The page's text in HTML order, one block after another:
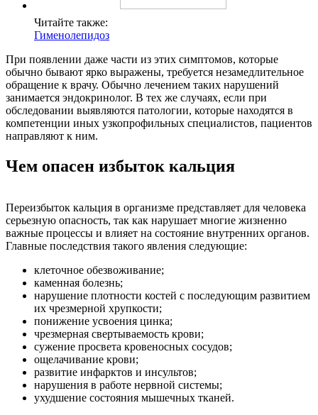
Читайте также:
Гименолепидоз
При появлении даже части из этих симптомов, которые
обычно бывают ярко выражены, требуется незамедлительное
обращение к врачу. Обычно лечением таких нарушений
занимается эндокринолог. В тех же случаях, если при
обследовании выявляются патологии, которые находятся в
компетенции иных узкопрофильных специалистов, пациентов
направляют к ним.
Чем опасен избыток кальция
Переизбыток кальция в организме представляет для человека
серьезную опасность, так как нарушает многие жизненно
важные процессы и влияет на состояние внутренних органов.
Главные последствия такого явления следующие:
клеточное обезвоживание;
каменная болезнь;
нарушение плотности костей с последующим развитием
их чрезмерной хрупкости;
понижение усвоения цинка;
чрезмерная свертываемость крови;
сужение просвета кровеносных сосудов;
ощелачивание крови;
развитие инфарктов и инсультов;
нарушения в работе нервной системы;
ухудшение состояния мышечных тканей.